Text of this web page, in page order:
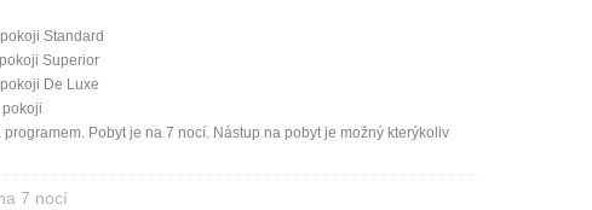
Standard
Superior
De Luxe
Pobyt je na 7 nocí. Nástup na pobyt je možný kterýkoliv
7 nocí